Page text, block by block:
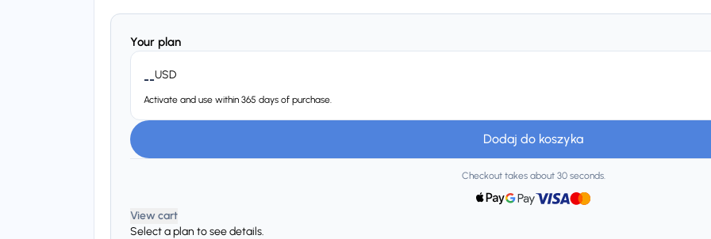
Your plan
--USD
Activate and use within 365 days of purchase.
Dodaj do koszyka
Checkout takes about 30 seconds.
View cart
Select a plan to see details.